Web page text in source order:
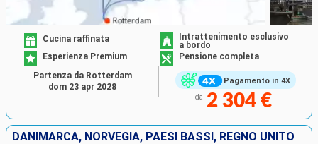
Pagamento in 4X
Cucina raffinata
Intrattenimento esclusivo
a bordo
Esperienza Premium
Pensione completa
da 2 304 €
Partenza da Rotterdam
dom 23 apr 2028
DANIMARCA, NORVEGIA, PAESI BASSI, REGNO UNITO